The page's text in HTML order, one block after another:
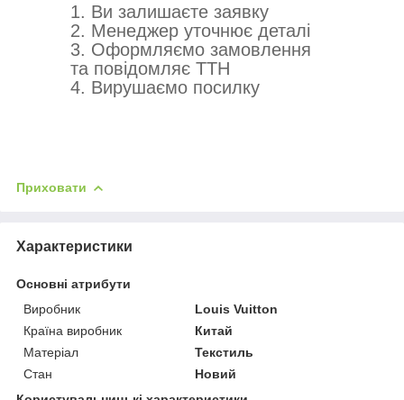
1. Ви залишаєте заявку
2. Менеджер уточнює деталі
3. Оформляємо замовлення
та повідомляє ТТН
4. Вирушаємо посилку
Приховати
Характеристики
Основні атрибути
Виробник
Louis Vuitton
Країна виробник
Китай
Матеріал
Текстиль
Стан
Новий